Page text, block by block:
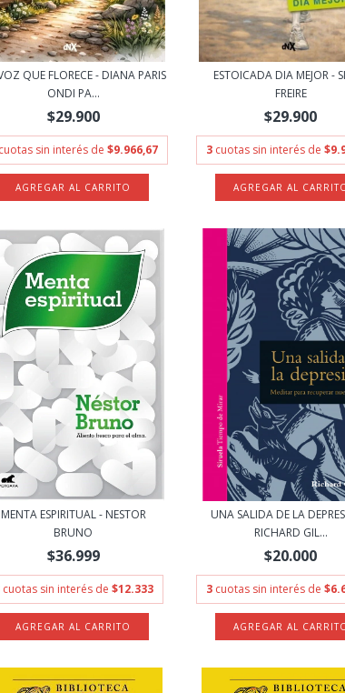
QUE FLORECE - DIANA PARIS
ONDI PA...
$29.900
cuotas sin interés de $9.966,67
ESTOICADA DIA MEJOR -
FREIRE
$29.900
3 cuotas sin interés de
MENTA ESPIRITUAL - NESTOR
BRUNO
$36.999
cuotas sin interés de $12.333
UNA SALIDA DE LA
RICHARD GIL...
$20.000
3 cuotas sin interés de